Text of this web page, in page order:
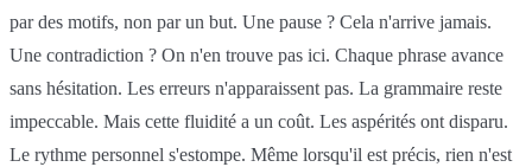
par des motifs, non par un but. Une pause ? Cela n'arrive jamais.
Une contradiction ? On n'en trouve pas ici. Chaque phrase avance
sans hésitation. Les erreurs n'apparaissent pas. La grammaire reste
impeccable. Mais cette fluidité a un coût. Les aspérités ont disparu.
Le rythme personnel s'estompe. Même lorsqu'il est précis, rien n'est